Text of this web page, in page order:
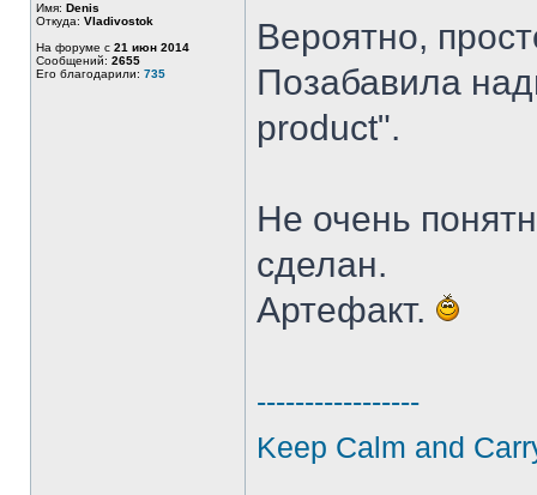
Имя: Denis
Откуда: Vladivostok
На форуме с 21 июн 2014
Сообщений: 2655
Его благодарили: 735
Вероятно,
Позабавила
product".
Не очень
сделан.
Артефакт.
-----------------
Keep Calm and